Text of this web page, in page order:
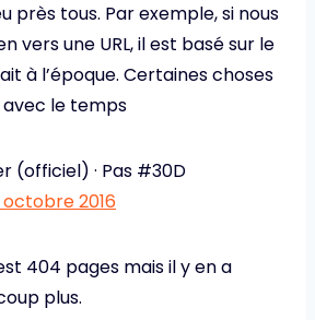
près tous. Par exemple, si nous
vers une URL, il est basé sur le
à l’époque. Certaines choses
avec le temps
(officiel) · Pas #30D
octobre 2016
404 pages mais il y en a
plus.